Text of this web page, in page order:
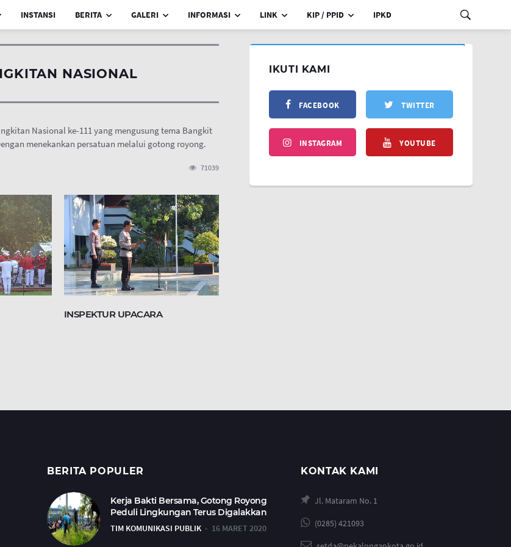
INSTANSI BERITA GALERI INFORMASI LINK KIP / PPID IPKD
NASIONAL
Nasional ke-111 yang mengusung tema Bangkit
menekankan persatuan melalui gotong royong.
71039
INSPEKTUR UPACARA
IKUTI KAMI
FACEBOOK
INSTAGRAM
TWITTER
YOUTUBE
BERITA POPULER
Kerja Bakti Bersama, Gotong Royong
Peduli Lingkungan Terus Digalakkan
TIM KOMUNIKASI PUBLIK
16 MARET 2020
KONTAK KAMI
Jl. Mataram No. 1
(0285) 421093